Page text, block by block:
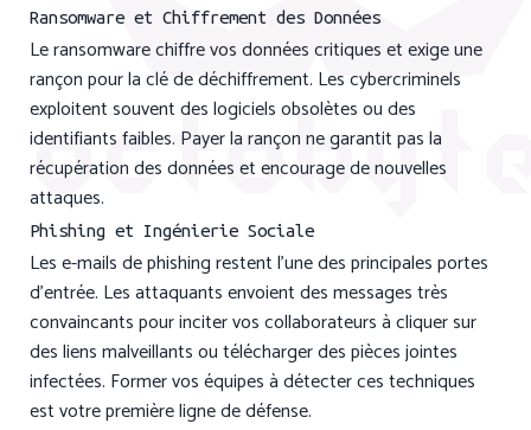
Ransomware et Chiffrement des Données
Le ransomware chiffre vos données critiques et exige une
rançon pour la clé de déchiffrement. Les cybercriminels
exploitent souvent des logiciels obsolètes ou des
identifiants faibles. Payer la rançon ne garantit pas la
récupération des données et encourage de nouvelles
attaques.
Phishing et Ingénierie Sociale
Les e-mails de phishing restent l’une des principales portes
d’entrée. Les attaquants envoient des messages très
convaincants pour inciter vos collaborateurs à cliquer sur
des liens malveillants ou télécharger des pièces jointes
infectées. Former vos équipes à détecter ces techniques
est votre première ligne de défense.